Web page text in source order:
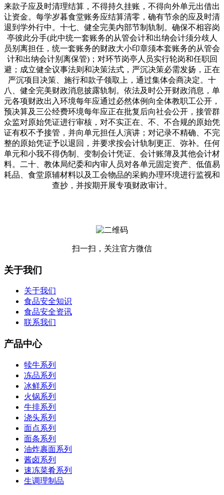
来款子应及时清理结算，不得持久挂账，不得向外单元出借出
让资金。每学岁暮食堂账务应结算清零，确有节余的应及时清
退到学外行中。十七、健全完美内部节制轨制。确保不相容岗
亭彼此分手(此中统一套账务的从管会计和出纳会计须分歧人
员别离担任，统一套账务的财政大小印章须本套账务的从管会
计和出纳会计别离保管)；对环节岗亭人员实行轮岗和任职回
避；成立健全议事法则和决策法式，严沉决策必需发扬，正在
严沉项目决策、施行和款子领取上，通过集体会商决定。十
八、健全完美财政消息披露轨制。依法及时公开财政消息，单
元各项财政出入环境每年应通过必然体例向全体教职工公开，
预决算及三公经费环境每年应正在批复后向社会公开，接管群
众监对原始凭证进行审核，对不实正在、不、不合规的原始凭
证有权不予接管，并向单元担任人演讲；对记录不精确、不完
整的原始凭证予以退回，并要求按会计轨制更正、弥补。任何
单元和小我不得伪制、变制会计凭证、会计账簿及其他会计材
料。二十、教体局纪委和内审人员对各单元固定资产、低值易
耗品、食堂原辅材料以及工会物品的采购办理环境进行监视和
查抄，并按期开展专项财政审计。
扫一扫，关注官方微信
关于我们
关于我们
食品安全知识
食品安全资讯
联系我们
产品中心
犊牛系列
冻品系列
冰鲜系列
火锅系列
牛排系列
浇头系列
面点系列
面条系列
油炸裹面系列
酱卤系列
速冻菜肴系列
生调理制品